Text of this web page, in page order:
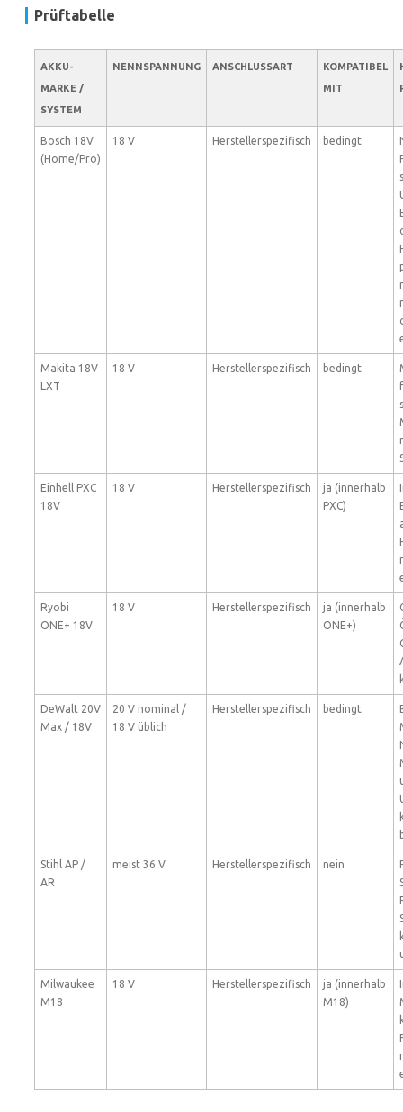
Prüftabelle
AKKU-
MARKE /
SYSTEM
NENNSPANNUNG ANSCHLUSSART
KOMPATIBEL
MIT
Bosch 18V
(Home/Pro)
18 V Herstellerspezifisch bedingt
Makita 18V
LXT
18 V Herstellerspezifisch bedingt
Einhell PXC
18V
18 V Herstellerspezifisch
ja (innerhalb
PXC)
Ryobi
ONE+ 18V
18 V Herstellerspezifisch
ja (innerhalb
ONE+)
DeWalt 20V
Max / 18V
20 V nominal /
18 V üblich
Herstellerspezifisch bedingt
Stihl AP /
AR
meist 36 V Herstellerspezifisch nein
Milwaukee
M18
18 V Herstellerspezifisch
ja (innerhalb
M18)